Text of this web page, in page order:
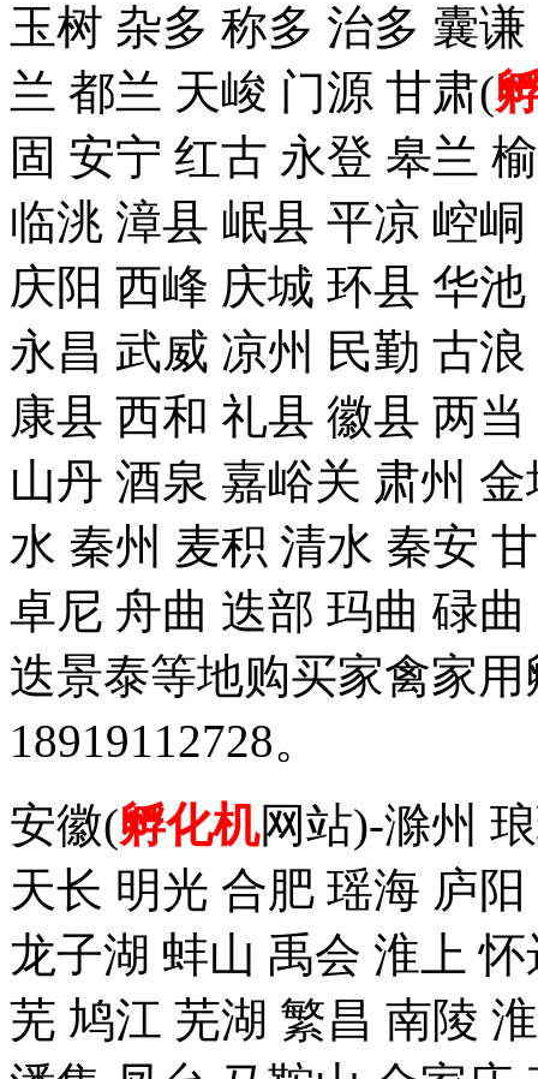
玉树 杂多 称多 治多 囊
兰 都兰 天峻 门源 甘肃(
固 安宁 红古 永登 皋兰
临洮 漳县 岷县 平凉 崆
庆阳 西峰 庆城 环县 华
永昌 武威 凉州 民勤 古
康县 西和 礼县 徽县 两
山丹 酒泉 嘉峪关 肃州
水 秦州 麦积 清水 秦安
卓尼 舟曲 迭部 玛曲 碌
迭景泰等地购买家禽家
18919112728。
安徽(孵化机网站)-滁州
天长 明光 合肥 瑶海 庐
龙子湖 蚌山 禹会 淮上
芜 鸠江 芜湖 繁昌 南陵